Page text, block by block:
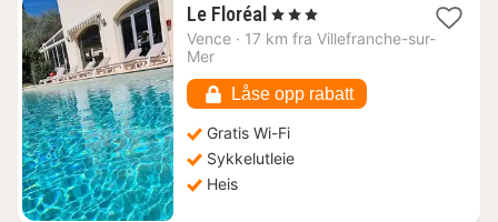
Le Floréal 1
natt
kr.
, 3 Stjerner
Vence · 17 km fra Villefranche-sur-
Mer
Låse opp rabatt
Gratis Wi-Fi
Sykkelutleie
Heis